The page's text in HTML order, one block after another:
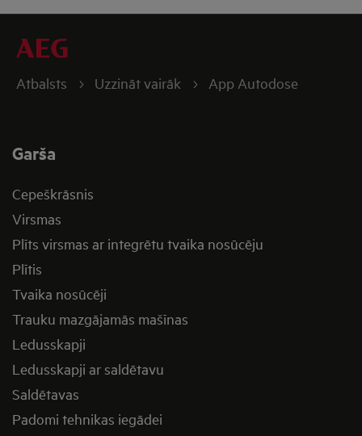
Atbalsts Uzzināt vairāk App Autodose
Garša
Cepeškrāsnis
Virsmas
Plīts virsmas ar integrētu tvaika nosūcēju
Plītis
Tvaika nosūcēji
Trauku mazgājamās mašīnas
Ledusskapji
Ledusskapji ar saldētavu
Saldētavas
Padomi tehnikas iegādei